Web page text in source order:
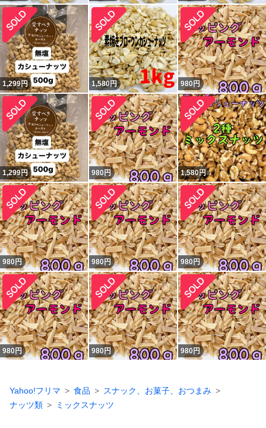
1,299円 1,580円 980円
1,299円 980円 1,580円
980円 980円 980円
980円 980円 980円
Yahoo!フリマ 食品
スナック、お菓子、おつまみ
ナッツ類
ミックスナッツ